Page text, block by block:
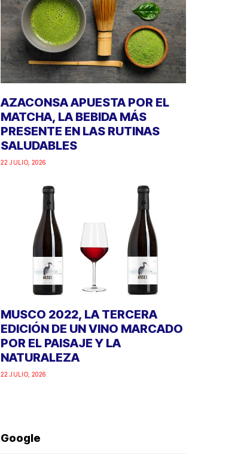
AZACONSA APUESTA POR EL
MATCHA, LA BEBIDA MÁS
PRESENTE EN LAS RUTINAS
SALUDABLES
22 JULIO, 2026
MUSCO 2022, LA TERCERA
EDICIÓN DE UN VINO MARCADO
POR EL PAISAJE Y LA
NATURALEZA
22 JULIO, 2026
Google